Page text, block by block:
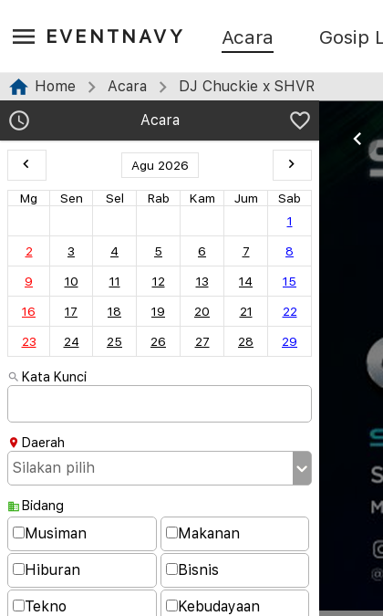
EVENTNAVY Acara Gosip
Home Acara
DJ Chuckie x SHVR
Acara
Agu 2026
Mg Sen Sel Rab Kam Jum
Sab
1
2 3 4 5 6 7 8
9 10 11 12 13 14 15
16 17 18 19 20 21 22
23 24 25 26 27 28 29
Kata Kunci
Daerah
Bidang
Musiman Makanan
Hiburan Bisnis
Tekno Kebudayaan